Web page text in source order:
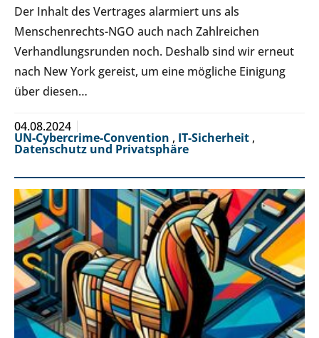
Der Inhalt des Vertrages alarmiert uns als
Menschenrechts-NGO auch nach Zahlreichen
Verhandlungsrunden noch. Deshalb sind wir erneut
nach New York gereist, um eine mögliche Einigung
über diesen…
04.08.2024
UN-Cybercrime-Convention , IT-Sicherheit ,
Datenschutz und Privatsphäre